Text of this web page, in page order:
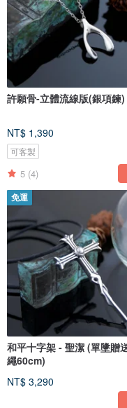
許願骨-立體流線版(銀項鍊)
NT$ 1,390
可客製
5 (4)
免運
和平十字架 - 聖潔 (單墬贈
繩60cm)
NT$ 3,290